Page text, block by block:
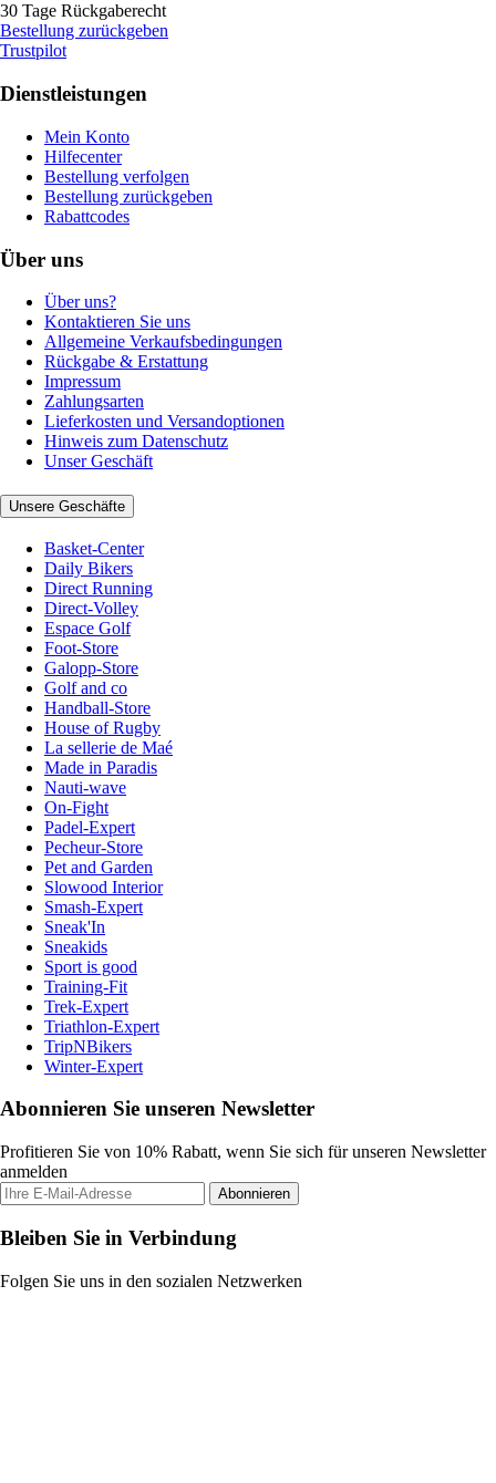
30 Tage Rückgaberecht
Bestellung zurückgeben
Trustpilot
Dienstleistungen
Mein Konto
Hilfecenter
Bestellung verfolgen
Bestellung zurückgeben
Rabattcodes
Über uns
Über uns?
Kontaktieren Sie uns
Allgemeine Verkaufsbedingungen
Rückgabe & Erstattung
Impressum
Zahlungsarten
Lieferkosten und Versandoptionen
Hinweis zum Datenschutz
Unser Geschäft
Unsere Geschäfte
Basket-Center
Daily Bikers
Direct Running
Direct-Volley
Espace Golf
Foot-Store
Galopp-Store
Golf and co
Handball-Store
House of Rugby
La sellerie de Maé
Made in Paradis
Nauti-wave
On-Fight
Padel-Expert
Pecheur-Store
Pet and Garden
Slowood Interior
Smash-Expert
Sneak'In
Sneakids
Sport is good
Training-Fit
Trek-Expert
Triathlon-Expert
TripNBikers
Winter-Expert
Abonnieren Sie unseren Newsletter
Profitieren Sie von 10% Rabatt, wenn Sie sich für unseren Newsletter
anmelden
Abonnieren
Bleiben Sie in Verbindung
Folgen Sie uns in den sozialen Netzwerken